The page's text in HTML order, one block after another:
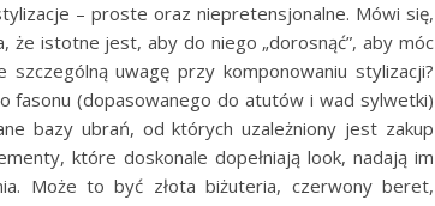
– proste oraz niepretensjonalne. Mówi się,
że istotne jest, aby do niego „dorosnąć”, aby móc
uwagę przy komponowaniu stylizacji?
fasonu (dopasowanego do atutów i wad sylwetki)
bazy ubrań, od których uzależniony jest zakup
które doskonale dopełniają look, nadają im
Może to być złota biżuteria, czerwony beret,